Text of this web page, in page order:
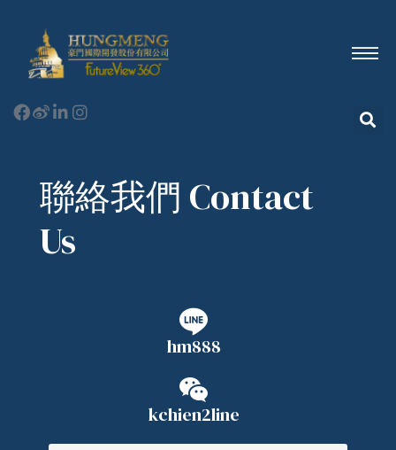
聯絡我們 Contact
Us
hm888
kchien2line